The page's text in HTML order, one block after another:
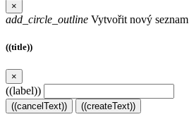
×
add_circle_outline Vytvořit nový seznam
((title))
×
((label))
((cancelText)) ((createText))